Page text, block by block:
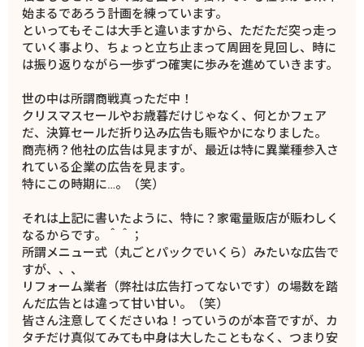
始まるであろう計画を練っています。
といってもそこは大手と違いますから、ただただ突っ走っ
ていく事より、ちょっと立ち止まって周囲を見回し、時に
は振り返りながら一歩ずつ確実に歩みを進めていきます。
世の中は所謂商戦真っただ中！
クリスマスセールやお歳暮だけじゃなく、何とかフェア
だ、決算セールだ折り込み広告も賑やかになりました。
商売柄？他社の広告は見ますが、最近は特に異業種参入さ
れている企業の広告を見ます。
特にこの時期に…。（笑）
それは上記に書いたように、特に？家電量販店が賑わしく
なるからです。＾＾；
所謂メニュー式（丸ごとパックでいくら）みたいな広告で
すが、、、
リフォーム業者（弊社は広告打ってないです）の場数を踏
んだ広告とは違って甘い甘い。（笑）
皆さん注意してくださいね！っていうのが本音ですが、カ
タチだけ真似てみても中身は大したこともなく、つまり安